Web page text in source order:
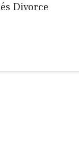
Divorce